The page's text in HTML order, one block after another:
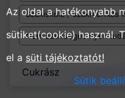
Szakiskola / szakmunkás
Nem szükséges
Cukrász
Az oldal a hatékonyabb
sütiket(cookie) használ.
el a süti tájékoztatót!
Sütik